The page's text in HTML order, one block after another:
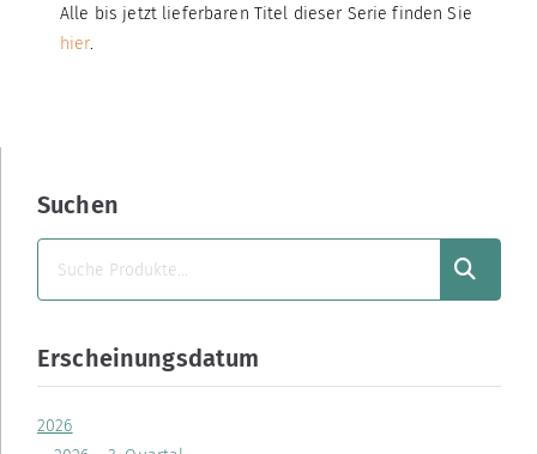
Alle bis jetzt lieferbaren Titel dieser Serie finden Sie
hier.
Suchen
SUCHEN
Erscheinungsdatum
2026